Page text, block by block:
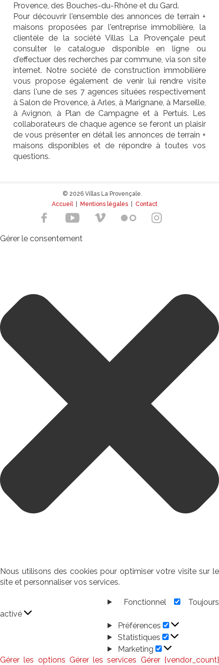
Provence, des Bouches-du-Rhône et du Gard.
Pour découvrir l'ensemble des annonces de terrain +
maisons proposées par l'entreprise immobilière, la
clientèle de la société Villas La Provençale peut
consulter le catalogue disponible en ligne ou
d'effectuer des recherches par commune, via son site
internet. Notre société de construction immobilière
vous propose également de venir lui rendre visite
dans l'une de ses 7 agences situées respectivement
à Salon de Provence, à Arles, à Marignane, à Marseille,
à Avignon, à Plan de Campagne et à Pertuis. Les
collaborateurs de chaque agence se feront un plaisir
de vous présenter en détail les annonces de terrain +
maisons disponibles et de répondre à toutes vos
questions.
© 2026 Villas La Provençale.
Accueil| Mentions légales Contact
Gérer le consentement
Nous utilisons des cookies pour optimiser votre visite sur le
site et personnaliser vos services.
Fonctionnel
Toujours
activé
Préférences
Statistiques
Marketing
Gérer les options Gérer les services Gérer {vendor_count}